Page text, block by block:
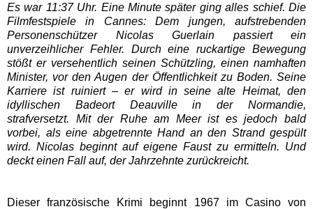
Es war 11:37 Uhr. Eine Minute später ging alles schief. Die
Filmfestspiele in Cannes: Dem jungen, aufstrebenden
Personenschützer Nicolas Guerlain passiert ein
unverzeihlicher Fehler. Durch eine ruckartige Bewegung
stößt er versehentlich seinen Schützling, einen namhaften
Minister, vor den Augen der Öffentlichkeit zu Boden. Seine
Karriere ist ruiniert – er wird in seine alte Heimat, den
idyllischen Badeort Deauville in der Normandie,
strafversetzt. Mit der Ruhe am Meer ist es jedoch bald
vorbei, als eine abgetrennte Hand an den Strand gespült
wird. Nicolas beginnt auf eigene Faust zu ermitteln. Und
deckt einen Fall auf, der Jahrzehnte zurückreicht.
Dieser französische Krimi beginnt 1967 im Casino von